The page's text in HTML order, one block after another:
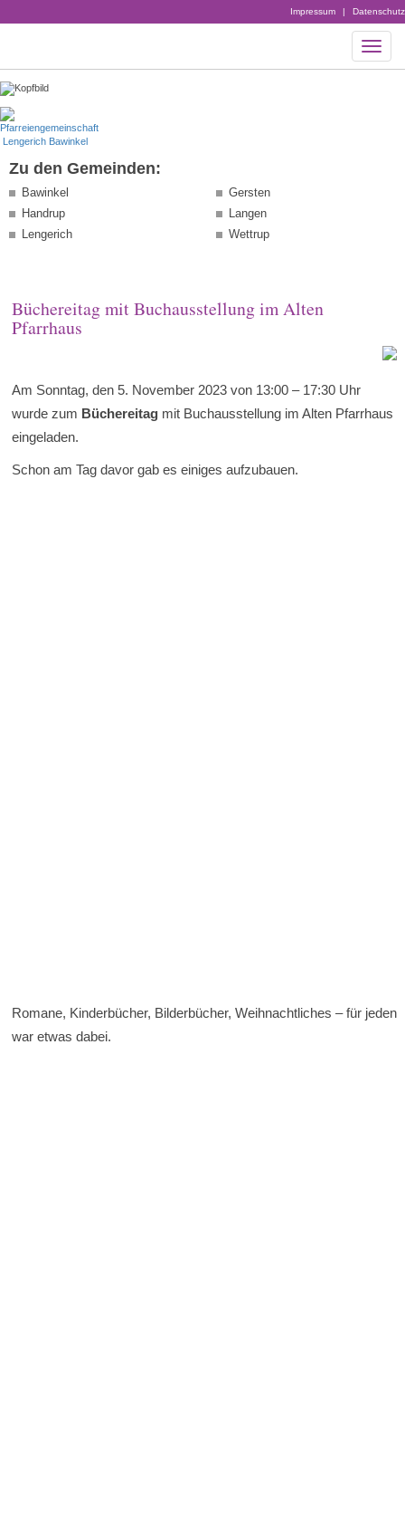
Impressum | Datenschutz
Zu den Gemeinden:
Bawinkel
Gersten
Handrup
Langen
Lengerich
Wettrup
Büchereitag mit Buchausstellung im Alten
Pfarrhaus
Am Sonntag, den 5. November 2023 von 13:00 – 17:30 Uhr
wurde zum Büchereitag mit Buchausstellung im Alten Pfarrhaus
eingeladen.
Schon am Tag davor gab es einiges aufzubauen.
Romane, Kinderbücher, Bilderbücher, Weihnachtliches – für jeden
war etwas dabei.